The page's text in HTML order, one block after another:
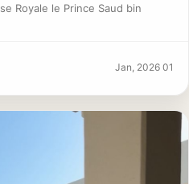
Royale le Prince Saud bin
Jan, 2026 01